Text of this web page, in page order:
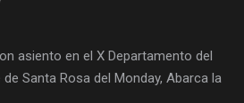
asiento en el X Departamento del
Santa Rosa del Monday, Abarca la